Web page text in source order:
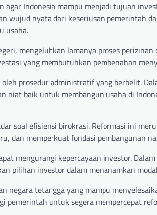
Indonesia mampu menjadi tujuan
wujud nyata dari keseriusan pemerintah
usaha.
mengeluhkan lamanya proses perizinan
yang membutuhkan pembenahan
prosedur administratif yang berbelit.
niat baik untuk membangun usaha di
soal efisiensi birokrasi. Reformasi ini
dan memperkuat fondasi pembangunan
mengurangi kepercayaan investor.
pilihan investor dalam menanamkan
negara tetangga yang mampu
pemerintah untuk segera mempercepat